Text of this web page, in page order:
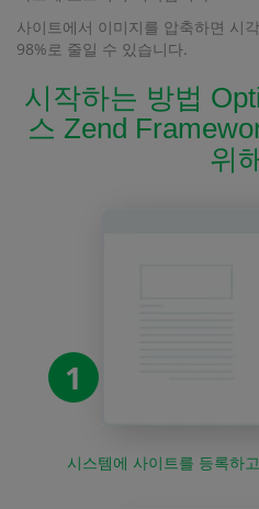
사이트에서 이미지를 압축하면 시
98%로 줄일 수 있습니다.
시작하는 방법
스 Zend
위
1
시스템에 사이트를 등록하